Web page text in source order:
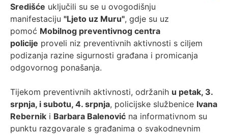
Središće uključili su se u ovogodišnju
manifestaciju "Ljeto uz Muru", gdje su uz
pomoć Mobilnog preventivnog centra
policije proveli niz preventivnih aktivnosti s ciljem
podizanja razine sigurnosti građana i promicanja
odgovornog ponašanja.
Tijekom preventivnih aktivnosti, održanih u petak, 3.
srpnja, i subotu, 4. srpnja, policijske službenice Ivana
Rebernik i Barbara Balenović na informativnom su
punktu razgovarale s građanima o svakodnevnim